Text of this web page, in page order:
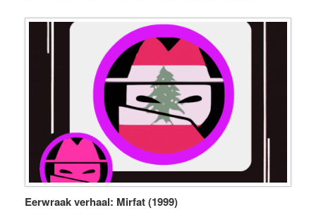
Eerwraak verhaal: Mirfat (1999)